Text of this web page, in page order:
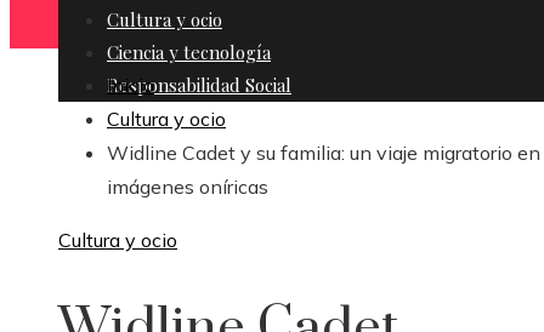
Cultura y ocio
Ciencia y tecnología
Responsabilidad Social
Inicio
Cultura y ocio
Widline Cadet y su familia: un viaje migratorio en
imágenes oníricas
Cultura y ocio